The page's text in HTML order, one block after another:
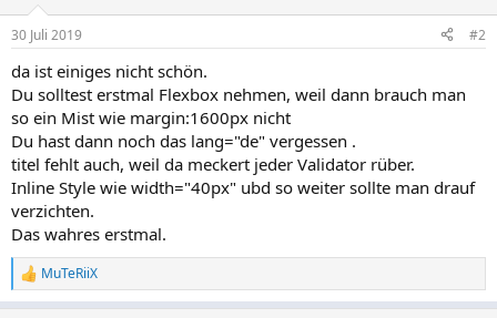
30 Juli 2019 #2
da ist einiges nicht schön.
Du solltest erstmal Flexbox nehmen, weil dann brauch man
so ein Mist wie margin:1600px nicht
Du hast dann noch das lang="de" vergessen .
titel fehlt auch, weil da meckert jeder Validator rüber.
Inline Style wie width="40px" ubd so weiter sollte man drauf
verzichten.
Das wahres erstmal.
R
e
MuTeRiiX